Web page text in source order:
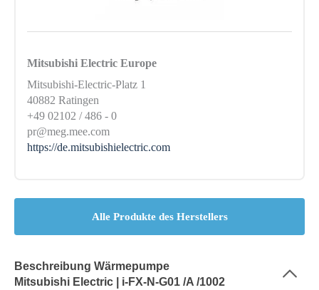
Mitsubishi Electric Europe
Mitsubishi-Electric-Platz 1
40882 Ratingen
+49 02102 / 486 - 0
pr@meg.mee.com
https://de.mitsubishielectric.com
Alle Produkte des Herstellers
Beschreibung Wärmepumpe
Mitsubishi Electric | i-FX-N-G01 /A /1002